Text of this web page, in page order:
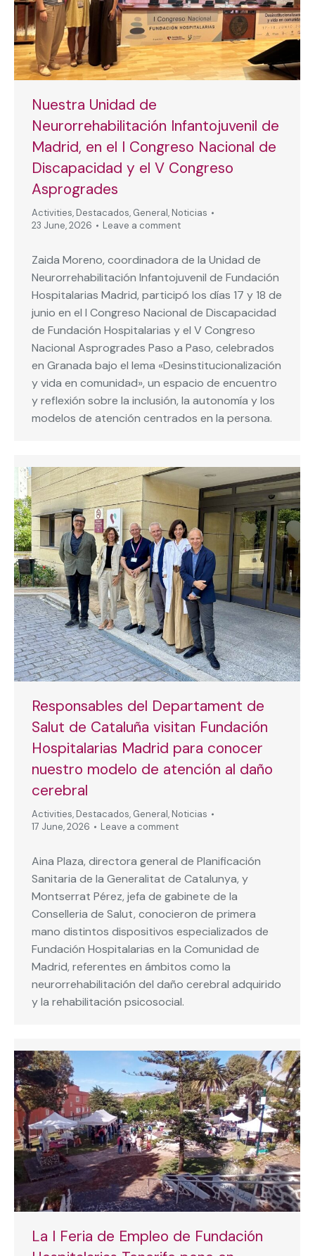
Nuestra Unidad de
Neurorrehabilitación Infantojuvenil de
Madrid, en el I Congreso Nacional de
Discapacidad y el V Congreso
Asprogrades
Activities, Destacados, General, Noticias
23 June, 2026
Leave a comment
Zaida Moreno, coordinadora de la Unidad de
Neurorrehabilitación Infantojuvenil de Fundación
Hospitalarias Madrid, participó los días 17 y 18 de
junio en el I Congreso Nacional de Discapacidad
de Fundación Hospitalarias y el V Congreso
Nacional Asprogrades Paso a Paso, celebrados
en Granada bajo el lema «Desinstitucionalización
y vida en comunidad», un espacio de encuentro
y reflexión sobre la inclusión, la autonomía y los
modelos de atención centrados en la persona.
Responsables del Departament de
Salut de Cataluña visitan Fundación
Hospitalarias Madrid para conocer
nuestro modelo de atención al daño
cerebral
Activities, Destacados, General, Noticias
17 June, 2026
Leave a comment
Aina Plaza, directora general de Planificación
Sanitaria de la Generalitat de Catalunya, y
Montserrat Pérez, jefa de gabinete de la
Conselleria de Salut, conocieron de primera
mano distintos dispositivos especializados de
Fundación Hospitalarias en la Comunidad de
Madrid, referentes en ámbitos como la
neurorrehabilitación del daño cerebral adquirido
y la rehabilitación psicosocial.
La I Feria de Empleo de Fundación